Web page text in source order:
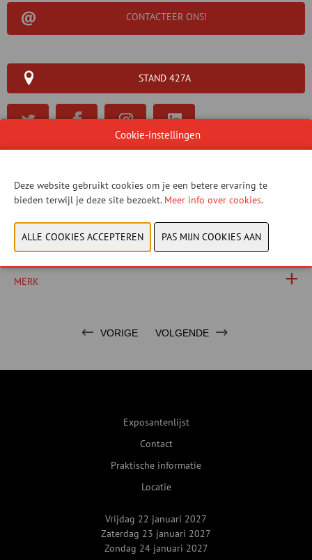
CONTACTEER ONS!
STAND 427A
PRODUCTGROEP
FOTO'S
NIEUWE PRODUCTEN
MERK
VORIGE VOLGENDE
Exposantenlijst
Contact
Praktische informatie
Locatie
Vrijdag 22 januari 2027
Zaterdag 23 januari 2027
Zondag 24 januari 2027
Cookie-instellingen
Deze website gebruikt cookies om je een betere ervaring te
bieden terwijl je deze site bezoekt. Meer info over cookies.